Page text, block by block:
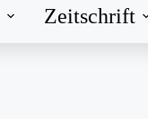
Zeitschrift